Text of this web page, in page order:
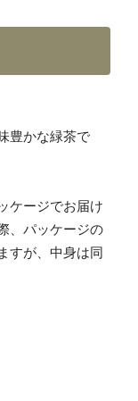
豊かな緑茶で
ケージでお届け
、パッケージの
すが、中身は同